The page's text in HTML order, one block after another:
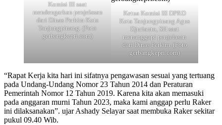
Komisi III saat
mendengarkan penjelasan
dari Dinas Perkim Kota
Tanjungpinang. (Foto
gerbangkepri.com)
Ketua Komisi III DPRD
Kota Tanjungpinang Agus
Djurianto, SH saat
menanggapi penjelasan
dari Dinas Perkim. (Foto
gerbangkepri.com)
“Rapat Kerja kita hari ini sifatnya pengawasan sesuai yang tertuang
pada Undang-Undang Nomor 23 Tahun 2014 dan Peraturan
Pemerintah Nomor 12 Tahun 2019. Karena kita akan memasuki
pada anggaran murni Tahun 2023, maka kami anggap perlu Raker
ini dilaksanakan”. ujar Ashady Selayar saat membuka Raker sekitar
pukul 09.40 Wib.